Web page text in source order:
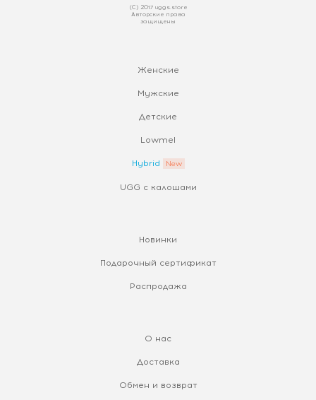
(С) 2017 uggs.store
Авторские права
защищены
Женские
Мужские
Детские
Lowmel
Hybrid
UGG с калошами
Новинки
Подарочный сертификат
Распродажа
О нас
Доставка
Обмен и возврат